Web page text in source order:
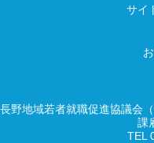
サイ
長野地域若者就職促進協議会
課
TEL